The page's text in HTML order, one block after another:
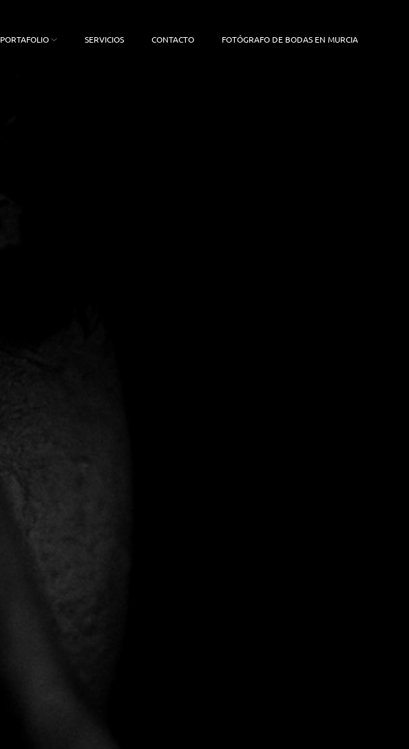
PORTAFOLIO SERVICIOS CONTACTO FOTÓGRAFO DE BODAS EN MURCIA